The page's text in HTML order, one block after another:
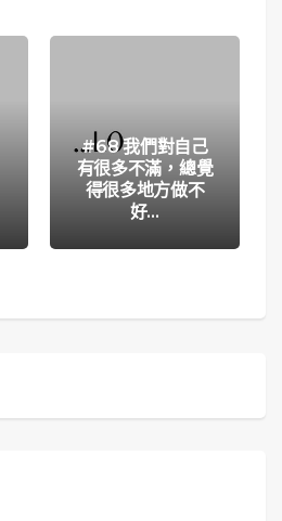
#68 我們對自己
有很多不滿，總覺
得很多地方做不
好…